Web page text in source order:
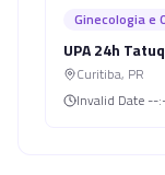
Ginecologia e
UPA 24h
Curitiba, PR
Invalid Date --